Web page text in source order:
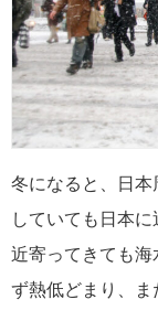
冬になると、日
していても日本に
近寄ってきても海
ず熱低どまり、ま